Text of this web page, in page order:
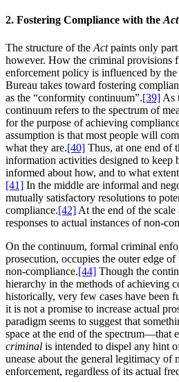
2. Fostering Compliance with theAct
The structure of the Actpaints only part
however. How the criminal provisions
enforcement policy is influenced by the
Bureau takes toward fostering
as the “conformity continuum”.[39] As
continuum refers to the spectrum of
for the purpose of achieving
assumption is that most people will
what they are.[40] Thus, at one end of
information activities designed to keep
informed about how, and to what
[41] In the middle are informal and
mutually satisfactory resolutions to
compliance.[42] At the end of the
responses to actual instances of non-
On the continuum, formal criminal
prosecution, occupies the outer edge of
non-compliance.[44] Though the
hierarchy in the methods of achieving
historically, very few cases have been
it is not a promise to increase actual
paradigm seems to suggest that
space at the end of the spectrum—that
criminal is intended to dispel any hint
unease about the general legitimacy of
enforcement, regardless of its actual